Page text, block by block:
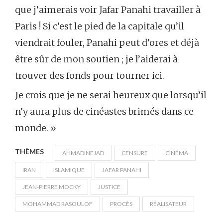
que j’aimerais voir Jafar Panahi travailler à
Paris ! Si c’est le pied de la capitale qu’il
viendrait fouler, Panahi peut d’ores et déjà
être sûr de mon soutien ; je l’aiderai à
trouver des fonds pour tourner ici.
Je crois que je ne serai heureux que lorsqu’il
n’y aura plus de cinéastes brimés dans ce
monde. »
THÈMES AHMADINEJAD CENSURE CINÉMA
IRAN ISLAMIQUE JAFAR PANAHI
JEAN-PIERRE MOCKY JUSTICE
MOHAMMAD RASOULOF PROCÈS RÉALISATEUR